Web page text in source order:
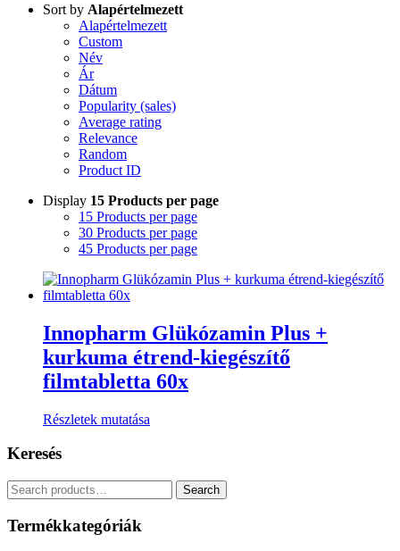
Sort by Alapértelmezett
Alapértelmezett
Custom
Név
Ár
Dátum
Popularity (sales)
Average rating
Relevance
Random
Product ID
Display 15 Products per page
15 Products per page
30 Products per page
45 Products per page
Innopharm Glükózamin Plus +
kurkuma étrend-kiegészítő
filmtabletta 60x
Részletek mutatása
Keresés
Search
for:
Search
Termékkategóriák